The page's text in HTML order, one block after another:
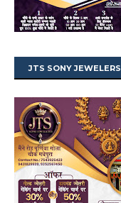
JTS SONY JEWELERS